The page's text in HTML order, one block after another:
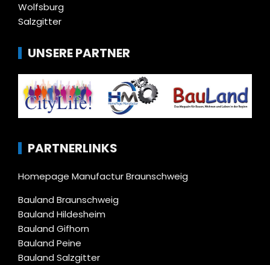
Wolfsburg
Salzgitter
UNSERE PARTNER
PARTNERLINKS
Homepage Manufactur Braunschweig
Bauland Braunschweig
Bauland Hildesheim
Bauland Gifhorn
Bauland Peine
Bauland Salzgitter